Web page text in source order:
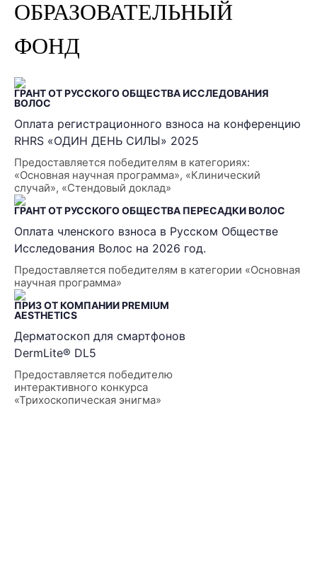
ОБРАЗОВАТЕЛЬНЫЙ
ФОНД
ГРАНТ ОТ РУССКОГО ОБЩЕСТВА ИССЛЕДОВАНИЯ
ВОЛОС
Оплата регистрационного взноса на конференцию
RHRS «ОДИН ДЕНЬ СИЛЫ» 2025
Предоставляется победителям в категориях:
«Основная научная программа», «Клинический
случай», «Стендовый доклад»
ГРАНТ ОТ РУССКОГО ОБЩЕСТВА ПЕРЕСАДКИ ВОЛОС
Оплата членского взноса в Русском Обществе
Исследования Волос на 2026 год.
Предоставляется победителям в категории «Основная
научная программа»
ПРИЗ ОТ КОМПАНИИ PREMIUM
AESTHETICS
Дерматоскоп для смартфонов
DermLite® DL5
Предоставляется победителю
интерактивного конкурса
«Трихоскопическая энигма»